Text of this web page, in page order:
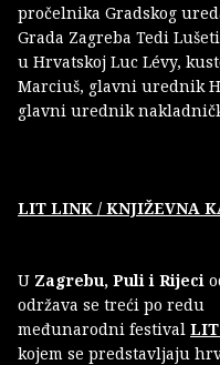
pročelnika Gradskog
Grada Zagreba Tedi
u Hrvatskoj Luc Lévy,
Marciuš, glavni urednik
glavni urednik
LIT LINK / KNJIŽEVNA
U Zagrebu, Puli i Rijeci
održava se treći po redu
međunarodni festival
kojem se predstavljaju